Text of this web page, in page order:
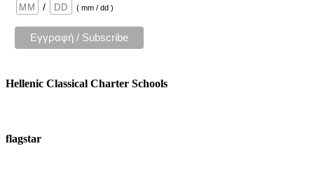
/
( mm / dd )
Hellenic Classical Charter Schools
flagstar